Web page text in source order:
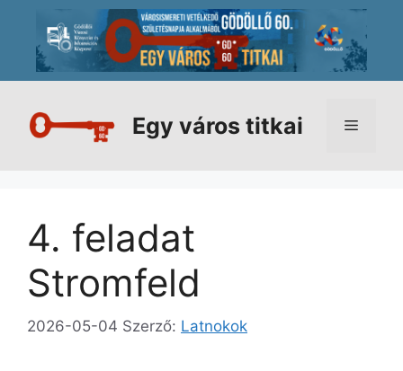
tartalomba
Egy város titkai Menü
4. feladat
Stromfeld
2026-05-04 Szerző: Latnokok